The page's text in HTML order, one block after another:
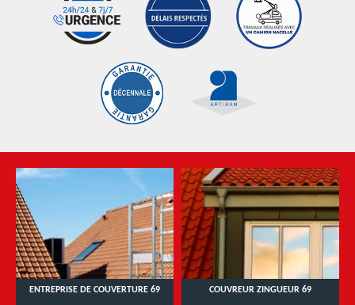
ENTREPRISE DE COUVERTURE 69 COUVREUR ZINGUEUR 69